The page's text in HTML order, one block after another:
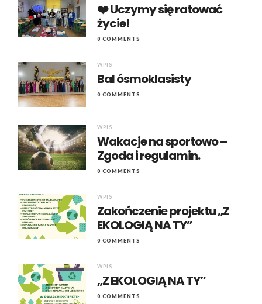
❤️ Uczymy się ratować
życie!
0 COMMENTS
WPIS
Bal ósmoklasisty
0 COMMENTS
WPIS
Wakacje na sportowo –
Zgoda i regulamin.
0 COMMENTS
WPIS
Zakończenie projektu „Z
EKOLOGIĄ NA TY”
0 COMMENTS
WPIS
„Z EKOLOGIĄ NA TY”
0 COMMENTS